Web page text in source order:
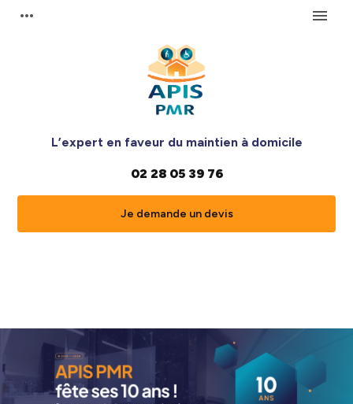
more_horiz menu
L’expert en faveur du maintien à domicile
02 28 05 39 76
Je demande un devis